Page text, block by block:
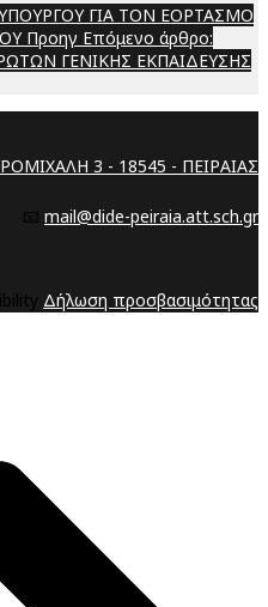
ΓΙΑ ΤΟΝ ΕΟΡΤΑΣΜΟ
Προηγ Επόμενο άρθρο:
ΓΕΝΙΚΗΣ ΕΚΠΑΙΔΕΥΣΗΣ
3 - 18545 - ΠΕΙΡΑΙΑΣ
📧 mail@dide-peiraia.att.sch.gr
Δήλωση προσβασιμότητας